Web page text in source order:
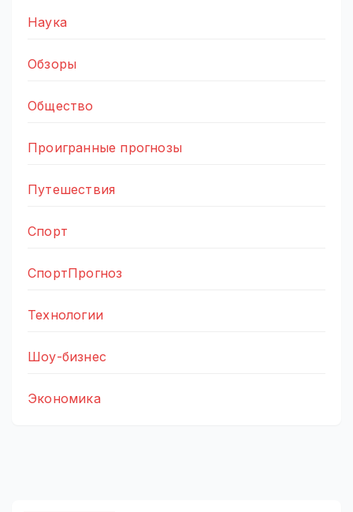
Наука
Обзоры
Общество
Проигранные прогнозы
Путешествия
Спорт
СпортПрогноз
Технологии
Шоу-бизнес
Экономика